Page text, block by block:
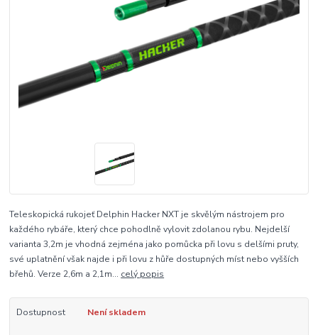
Teleskopická rukojeť Delphin Hacker NXT je skvělým nástrojem pro
každého rybáře, který chce pohodlně vylovit zdolanou rybu. Nejdelší
varianta 3,2m je vhodná zejména jako pomůcka při lovu s delšími pruty,
své uplatnění však najde i při lovu z hůře dostupných míst nebo vyšších
břehů. Verze 2,6m a 2,1m... celý popis
Dostupnost Není skladem